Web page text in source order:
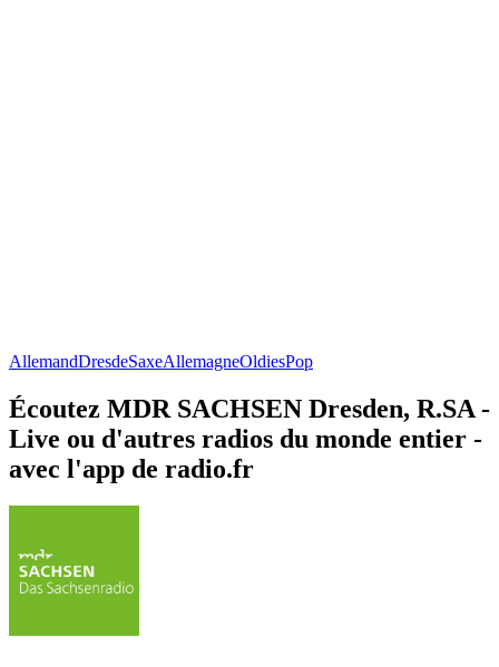
AllemandDresdeSaxeAllemagneOldiesPop
Écoutez MDR SACHSEN Dresden, R.SA -
Live ou d'autres radios du monde entier -
avec l'app de radio.fr